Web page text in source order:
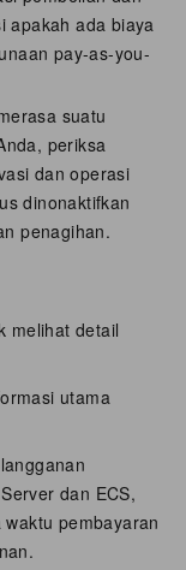
apakah ada biaya
pay-as-you-
suatu
periksa
dan operasi
dinonaktifkan
penagihan.
melihat detail
utama
dan ECS,
pembayaran